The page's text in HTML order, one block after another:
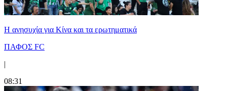
Η ανησυχία για Κίνα και τα ερωτηματικά
ΠΑΦΟΣ FC
|
08:31